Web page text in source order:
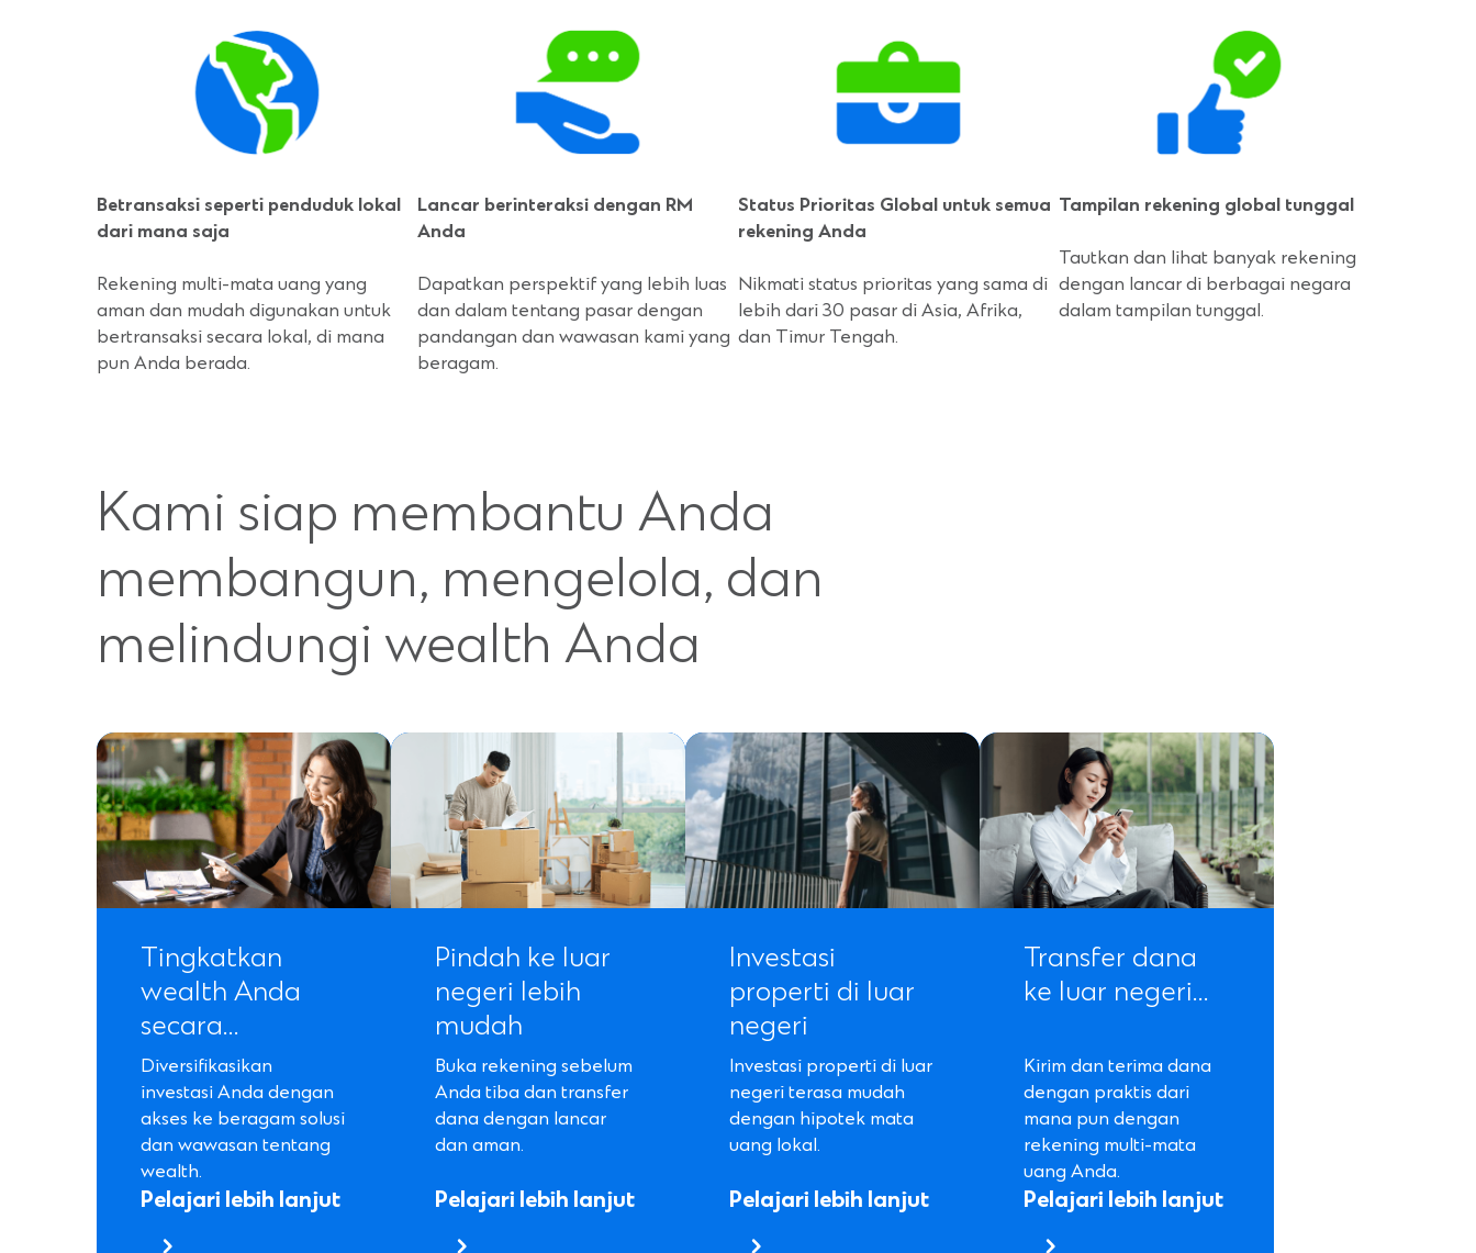
Betransaksi seperti penduduk lokal
dari mana saja
Rekening multi-mata uang yang
aman dan mudah digunakan untuk
bertransaksi secara lokal, di mana
pun Anda berada.
Lancar berinteraksi dengan RM
Anda
Dapatkan perspektif yang lebih luas
dan dalam tentang pasar dengan
pandangan dan wawasan kami yang
beragam.
Status Prioritas Global untuk semua
rekening Anda
Nikmati status prioritas yang sama di
lebih dari 30 pasar di Asia, Afrika,
dan Timur Tengah.
Tampilan rekening global tunggal
Tautkan dan lihat banyak rekening
dengan lancar di berbagai negara
dalam tampilan tunggal.
Kami siap membantu Anda
membangun, mengelola, dan
melindungi wealth Anda
Tingkatkan
wealth Anda
secara…
Diversifikasikan
investasi Anda dengan
akses ke beragam solusi
dan wawasan tentang
wealth.
Pelajari lebih lanjut
Pindah ke luar
negeri lebih
mudah
Buka rekening sebelum
Anda tiba dan transfer
dana dengan lancar
dan aman.
Pelajari lebih lanjut
Investasi
properti di luar
negeri
Investasi properti di luar
negeri terasa mudah
dengan hipotek mata
uang lokal.
Pelajari lebih lanjut
Transfer dana
ke luar negeri…
Kirim dan terima dana
dengan praktis dari
mana pun dengan
rekening multi-mata
uang Anda.
Pelajari lebih lanjut